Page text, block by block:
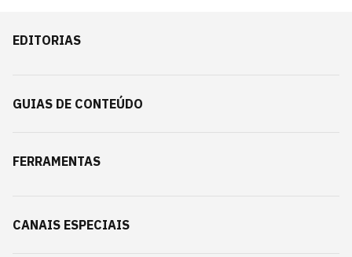
EDITORIAS
GUIAS DE CONTEÚDO
FERRAMENTAS
CANAIS ESPECIAIS